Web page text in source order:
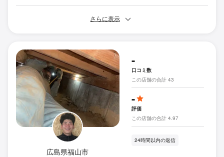
さらに表示
広島県福山市
-
口コミ数
この店舗の合計 43
-
評価
この店舗の合計 4.97
24時間以内の返信